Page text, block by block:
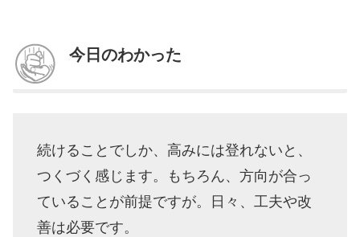
今日のわかった
続けることでしか、高みには登れないと、
つくづく感じます。もちろん、方向が合っ
ていることが前提ですが。日々、工夫や改
善は必要です。